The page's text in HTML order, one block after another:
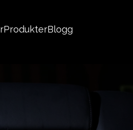
ProdukterBlogg